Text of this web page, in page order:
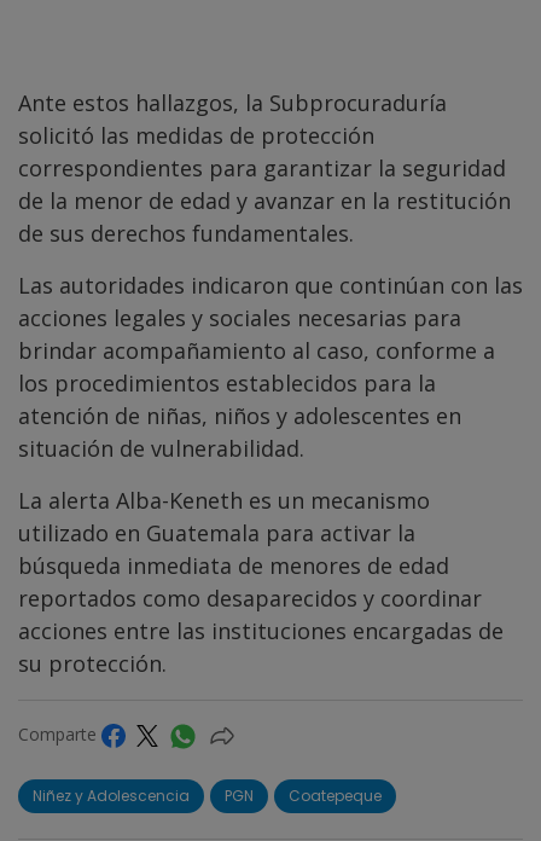
Ante estos hallazgos, la Subprocuraduría
solicitó las medidas de protección
correspondientes para garantizar la seguridad
de la menor de edad y avanzar en la restitución
de sus derechos fundamentales.
Las autoridades indicaron que continúan con las
acciones legales y sociales necesarias para
brindar acompañamiento al caso, conforme a
los procedimientos establecidos para la
atención de niñas, niños y adolescentes en
situación de vulnerabilidad.
La alerta Alba-Keneth es un mecanismo
utilizado en Guatemala para activar la
búsqueda inmediata de menores de edad
reportados como desaparecidos y coordinar
acciones entre las instituciones encargadas de
su protección.
Comparte
Niñez y Adolescencia PGN Coatepeque